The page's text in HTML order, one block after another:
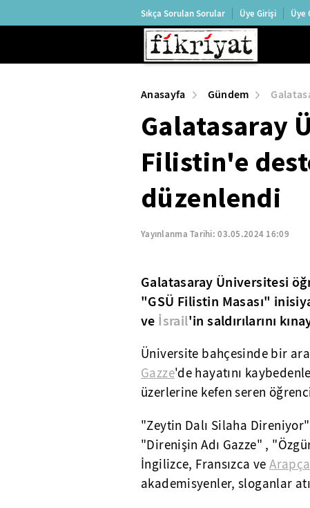
Sıkça Sorulan Sorular Üye Girişi Üye
Anasayfa Gündem
Galatasaray
Filistin'e
düzenlendi
Yayınlanma Tarihi:03.05.2024 16:09
Galatasaray Üniversitesi
"GSÜ Filistin Masası"
ve İsrail'in saldırılarını
Üniversite bahçesinde bir
Gazze'de hayatını
üzerlerine kefen seren
"Zeytin Dalı Silaha
"Direnişin Adı Gazze" ,
İngilizce, Fransızca veArapça
akademisyenler, sloganlar